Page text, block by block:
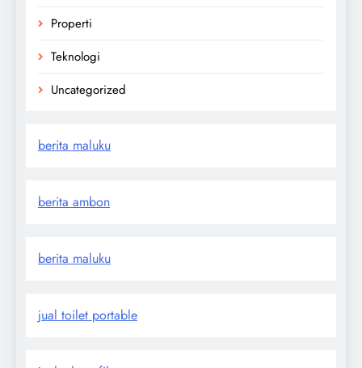
Properti
Teknologi
Uncategorized
berita maluku
berita ambon
berita maluku
jual toilet portable